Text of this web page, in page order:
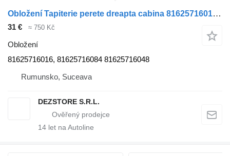
Obložení Tapiterie perete dreapta cabina 81625716016 pro tahače MAN TGS
31 € ≈ 750 Kč
Obložení
81625716016, 81625716084 81625716048
Rumunsko, Suceava
DEZSTORE S.R.L.
14 let na Autoline